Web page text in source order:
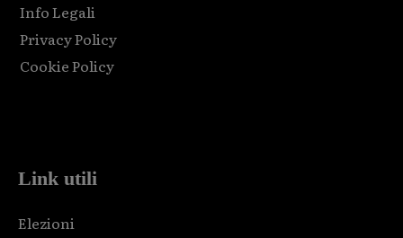
Info Legali
Privacy Policy
Cookie Policy
Link utili
Elezioni